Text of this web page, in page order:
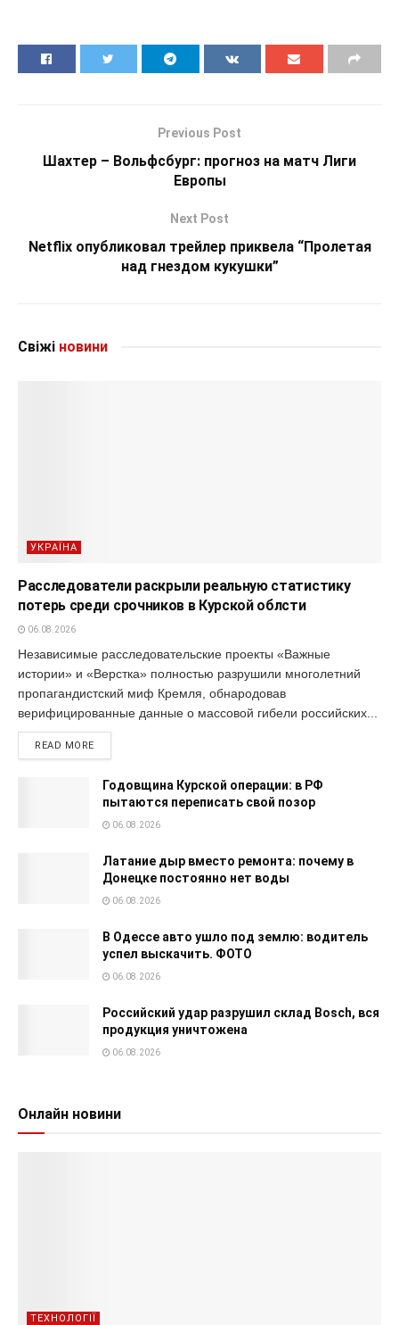
Previous Post
Шахтер – Вольфсбург: прогноз на матч Лиги
Европы
Next Post
Netflix опубликовал трейлер приквела “Пролетая
над гнездом кукушки”
Свіжі новини
УКРАЇНА
Расследователи раскрыли реальную статистику
потерь среди срочников в Курской облсти
06.08.2026
Независимые расследовательские проекты «Важные
истории» и «Верстка» полностью разрушили многолетний
пропагандистский миф Кремля, обнародовав
верифицированные данные о массовой гибели российских...
READ MORE
Годовщина Курской операции: в РФ
пытаются переписать свой позор
06.08.2026
Латание дыр вместо ремонта: почему в
Донецке постоянно нет воды
06.08.2026
В Одессе авто ушло под землю: водитель
успел выскачить. ФОТО
06.08.2026
Российский удар разрушил склад Bosch, вся
продукция уничтожена
06.08.2026
Онлайн новини
ТЕХНОЛОГІЇ